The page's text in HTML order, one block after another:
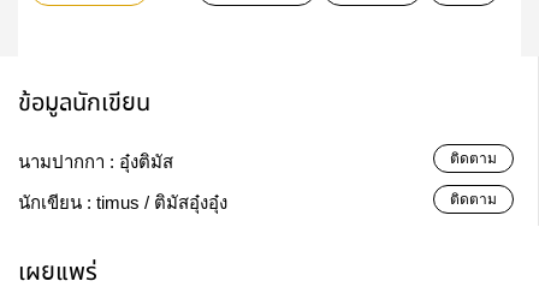
ข้อมูลนักเขียน
นามปากกา : อุ๋งติมัส ติดตาม
นักเขียน : timus / ติมัสอุ๋งอุ๋ง ติดตาม
เผยแพร่